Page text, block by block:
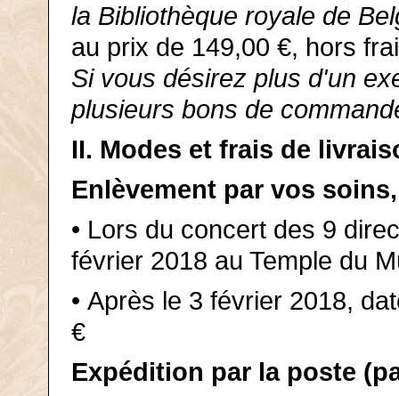
la Bibliothèque royale de
au prix de 149,00 €, hors
Si vous désirez plus d'un
plusieurs bons de
II. Modes et frais de
Enlèvement par vos
• Lors du concert des 9
février 2018 au Temple du
• Après le 3 février 2018,
€
Expédition par la poste